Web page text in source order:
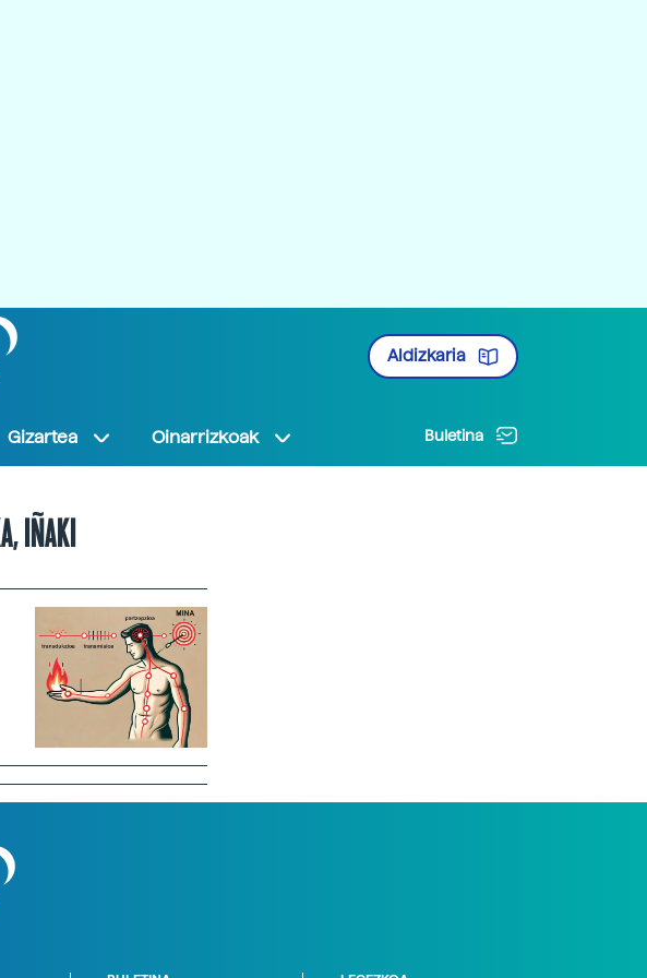
Aldizkaria
Gizartea Oinarrizkoak Buletina
IÑAKI